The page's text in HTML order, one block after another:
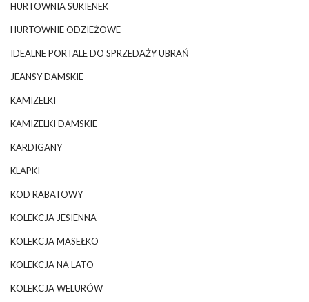
HURTOWNIA SUKIENEK
HURTOWNIE ODZIEŻOWE
IDEALNE PORTALE DO SPRZEDAŻY UBRAŃ
JEANSY DAMSKIE
KAMIZELKI
KAMIZELKI DAMSKIE
KARDIGANY
KLAPKI
KOD RABATOWY
KOLEKCJA JESIENNA
KOLEKCJA MASEŁKO
KOLEKCJA NA LATO
KOLEKCJA WELURÓW